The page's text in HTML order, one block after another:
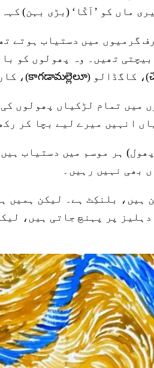
ماں کو ’اَکّا‘ (بڑی بہن) کہہ
گرمیوں میں دستیاب ہوتے
میں تمام لڑکیاں پھولوں
انہیں میرے لیے بچا کر
ہر موسم میں دستیاب
بھی نہیں رہیں۔
ہیں، بلنکِٹ ہے۔ لیکن ہمیں
پر پہنچ جاتی ہیں،